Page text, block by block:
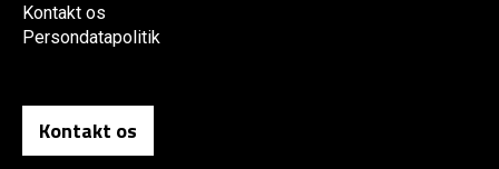
Kontakt os
Persondatapolitik
Kontakt os